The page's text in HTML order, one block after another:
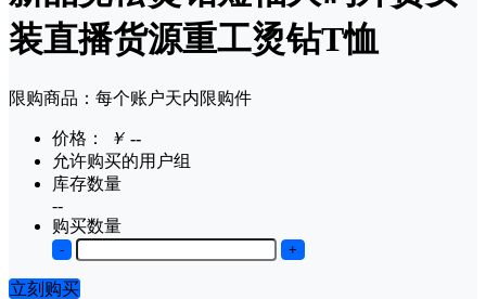
装直播货源重工烫钻T恤
限购商品：每个账户天内限购件
价格： ￥ --
允许购买的用户组
库存数量
--
购买数量
- +
立刻购买